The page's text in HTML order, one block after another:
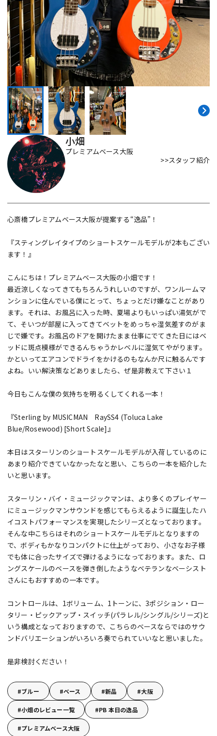
アンプ エフェクター
DJ機器 DTM
DTM オンライン納品
配信/ライブ機器
中古 ヴィンテージ
小畑
プレミアムベース大阪
>>スタッフ紹介
心斎橋プレミアムベース大阪が提案する“逸品”！
『スティングレイタイプのショートスケールモデルが2本もござい
ます！』
こんにちは！プレミアムベース大阪の小畑です！
最近涼しくなってきてもちろんうれしいのですが、ワンルームマ
ンションに住んでいる僕にとって、ちょっとだけ嫌なことがあり
ます。それは、お風呂に入った時、夏場よりもいっぱい湯気がで
て、そいつが部屋に入ってきてベットをめっちゃ湿気差すのがま
じで嫌です。お風呂のドアを開けたまま仕事にでてきた日にはベ
ッドに斑点模様ができるんちゃうかレベルに湿気てやがります。
かといってエアコンでドライをかけるのもなんか尺に触るんです
よね。いい解決策などありましたら、ぜ是非教えて下さい１
今日もこんな僕の気持ちを明るくしてくれる一本！
『Sterling by MUSICMAN RaySS4 (Toluca Lake
Blue/Rosewood) [Short Scale]』
本日はスターリンのショートスケールモデルが入荷しているのに
あまり紹介できていなかったなと思い、こちらの一本を紹介した
いと思います。
スターリン・バイ・ミュージックマンは、より多くのプレイヤー
にミュージックマンサウンドを感じてもらえるように誕生したハ
イコストパフォーマンスを実現したシリーズとなっております。
そんな中こちらはそれのショートスケールモデルとなりますの
で、ボディもかなりコンパクトに仕上がっており、小さなお子様
でも体に合ったサイズで弾けるようになっております。また、ロ
ングスケールのベースを弾き倒したようなベテランなベーシスト
さんにもおすすめの一本です。
コントロールは、1ボリューム、1トーンに、3ポジション・ロー
タリー・ピックアップ・スイッチ(パラレル/シングル/シリーズ)と
いう構成となっておりますので、こちらのベースならではのサウ
ンドバリエーションがいろいろ奏でられていいなと思いました。
是非検討ください！
ブルー ベース 新品 大阪
小畑のレビュー一覧 PB 本日の逸品
プレミアムベース大阪